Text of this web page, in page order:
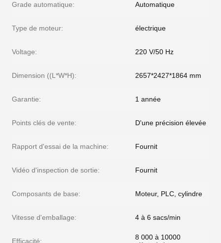
Grade automatique: Automatique
Type de moteur: électrique
Voltage: 220 V/50 Hz
Dimension ((L*W*H): 2657*2427*1864 mm
Garantie: 1 année
Points clés de vente: D'une précision élevée
Rapport d'essai de la machine: Fournit
Vidéo d'inspection de sortie: Fournit
Composants de base: Moteur, PLC, cylindre
Vitesse d'emballage: 4 à 6 sacs/min
Efficacité:
8 000 à 10000